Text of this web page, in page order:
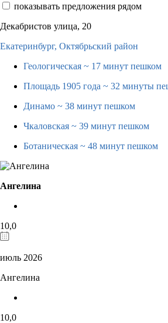
показывать предложения рядом
Декабристов улица, 20
Екатеринбург, Октябрьский район
Геологическая ~ 17 минут пешком
Площадь 1905 года ~ 32 минуты
Динамо ~ 38 минут пешком
Чкаловская ~ 39 минут пешком
Ботаническая ~ 48 минут пешком
Ангелина
10,0
июль 2026
Ангелина
10,0